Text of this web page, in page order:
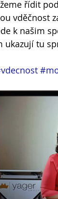
řídit
vděčnost
k našim
ukazují tu